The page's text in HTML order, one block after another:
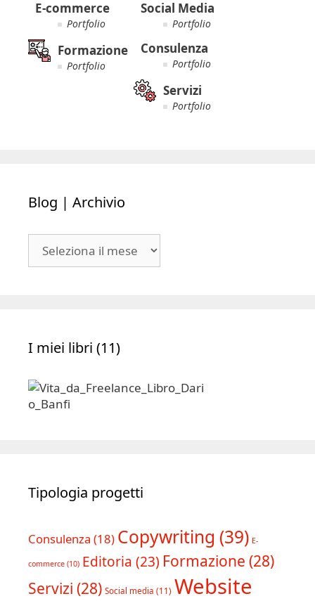
E-commerce
Portfolio
Social Media
Portfolio
Formazione
Portfolio
Consulenza
Portfolio
Servizi
Portfolio
Blog | Archivio
I miei libri (11)
Tipologia progetti
Consulenza (18) Copywriting (39) E-
commerce (10) Editoria (23) Formazione (28)
Servizi (28) Social media (11) Website